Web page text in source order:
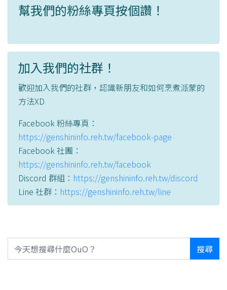
幫我們的粉絲專頁按個讚！
加入我們的社群！
歡迎加入我們的社群，認識新朋友和如何烹煮派蒙的
方法XD
Facebook 粉絲專頁：
https://genshininfo.reh.tw/facebook-page
Facebook 社團：
https://genshininfo.reh.tw/facebook
Discord 群組： https://genshininfo.reh.tw/discord
Line 社群： https://genshininfo.reh.tw/line
搜尋